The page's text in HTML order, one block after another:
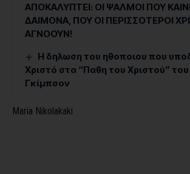
ΑΠΟΚΑΛΥΠΤΕΙ: ΟΙ ΨΑΛΜΟΙ ΠΟΥ
ΔΑΙΜΟΝΑ, ΠΟΥ ΟΙ ΠΕΡΙΣΣΟΤΕΡΟΙ
ΑΓΝΟΟΥΝ!
Η δηλωση του ηθοποιου που
Χριστό στα “Παθη του Χριστού”
Γκίμπσον
Maria Nikolakaki